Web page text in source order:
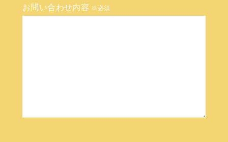
お問い合わせ内容 ※必須